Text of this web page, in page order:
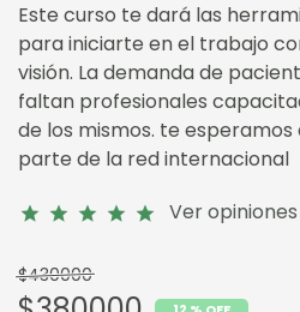
Este curso te dará las
para iniciarte en el trabajo
visión. La demanda de
faltan profesionales
de los mismos. te
parte de la red internacional
star star star star star Ver
$430000